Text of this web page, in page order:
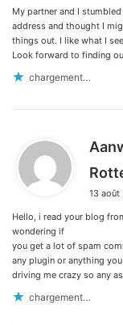
My partner and I
address and thought I
things out. I like what I
Look forward to finding
chargement…
13 août
Hello, i read your blog
wondering if
you get a lot of spam
any plugin or anything
driving me crazy so any
chargement…